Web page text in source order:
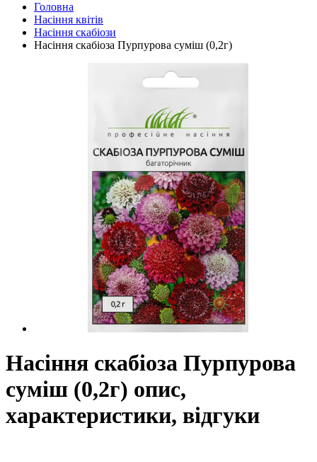
Головна
Насіння квітів
Насіння скабіози
Насіння скабіоза Пурпурова суміш (0,2г)
Насіння скабіоза Пурпурова
суміш (0,2г) опис,
характеристики, відгуки